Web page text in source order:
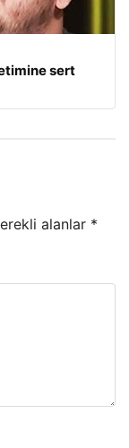
sert
alanlar *